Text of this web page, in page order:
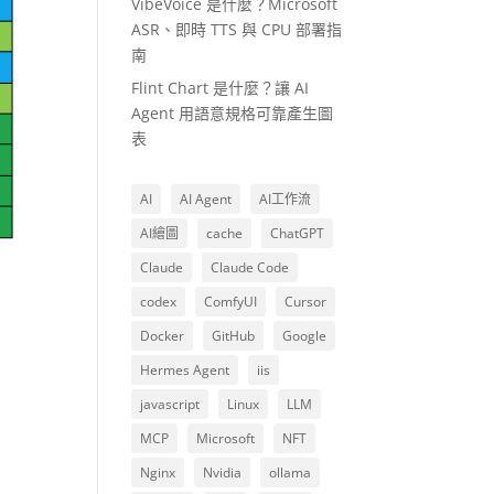
ASR、即時 TTS 與 CPU 部署指
南
Flint Chart 是什麼？讓 AI
Agent 用語意規格可靠產生圖
表
AI AI Agent
AI工作流
AI繪圖
cache
ChatGPT
Claude
Claude Code
codex
ComfyUI
Cursor
Docker
GitHub
Google
Hermes Agent
iis
javascript
Linux
LLM
MCP
Microsoft
NFT
Nginx
Nvidia ollama